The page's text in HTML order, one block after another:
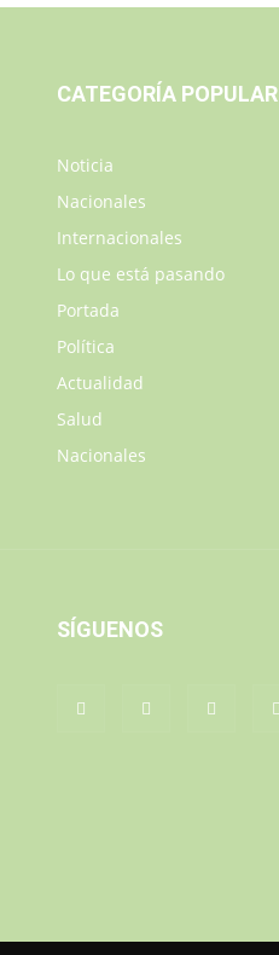
CATEGORÍA POPULAR
Noticia
Nacionales
Internacionales
Lo que está pasando
Portada
Política
Actualidad
Salud
Nacionales
SÍGUENOS